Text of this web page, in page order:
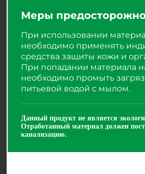
Меры
При использовании
необходимо применять
средства защиты кожи и
При попадании материала
необходимо промыть
питьевой водой с мылом.
Данный продукт не является
Отработанный материал должен
канализацию.